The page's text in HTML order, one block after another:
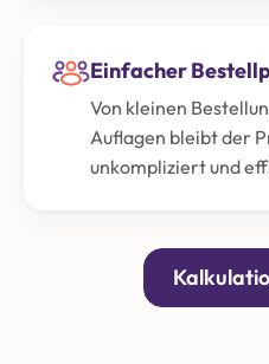
Einfacher
Von kleinen
Auflagen bleibt der
unkompliziert und